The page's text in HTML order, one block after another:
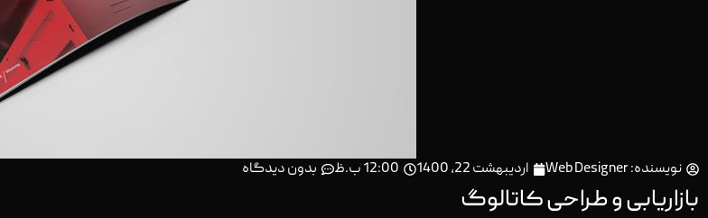
نویسنده: اردیبهشت 22, 1400 12:00 ب.ظ بدون دیدگاه
بازاریابی و طراحی کاتالوگ